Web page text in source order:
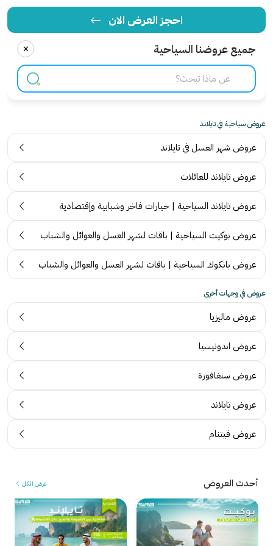
احجز العرض الان
جميع عروضنا السياحية
×
عروض سياحية في تايلاند
عروض شهر العسل في تايلاند
عروض تايلاند للعائلات
عروض تايلاند السياحية | خيارات فاخر وشبابية وإقتصادية
عروض بوكيت السياحية | باقات لشهر العسل والعوائل والشباب
عروض بانكوك السياحية | باقات لشهر العسل والعوائل والشباب
عروض في وجهات أخرى
عروض ماليزيا
عروض اندونيسيا
عروض سنغافورة
عروض تايلاند
عروض فيتنام
أحدث العروض عرض الكل
آ
ر
ا
ء
ح
ق
ي
ة
ت
ر
ة
م
م
ن
ا
ل
ك